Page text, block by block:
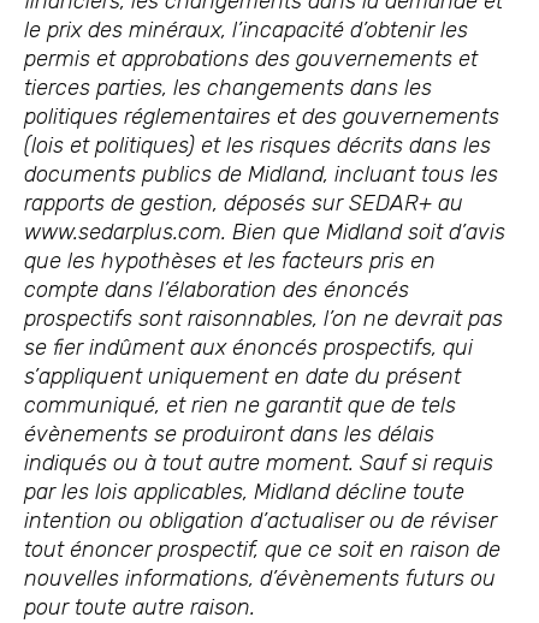
le prix des minéraux, l’incapacité d’obtenir les
permis et approbations des gouvernements et
tierces parties, les changements dans les
politiques réglementaires et des gouvernements
(lois et politiques) et les risques décrits dans les
documents publics de Midland, incluant tous les
rapports de gestion, déposés sur SEDAR+ au
www.sedarplus.com. Bien que Midland soit d’avis
que les hypothèses et les facteurs pris en
compte dans l’élaboration des énoncés
prospectifs sont raisonnables, l’on ne devrait pas
se fier indûment aux énoncés prospectifs, qui
s’appliquent uniquement en date du présent
communiqué, et rien ne garantit que de tels
évènements se produiront dans les délais
indiqués ou à tout autre moment. Sauf si requis
par les lois applicables, Midland décline toute
intention ou obligation d’actualiser ou de réviser
tout énoncer prospectif, que ce soit en raison de
nouvelles informations, d’évènements futurs ou
pour toute autre raison.